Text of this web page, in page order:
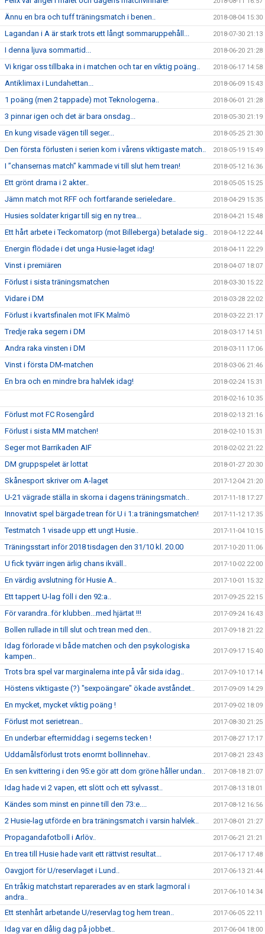
Ännu en bra och tuff träningsmatch i benen.. 2018-08-04 15:30
Lagandan i A är stark trots ett långt sommaruppehåll... 2018-07-30 21:13
I denna ljuva sommartid... 2018-06-20 21:28
Vi krigar oss tillbaka in i matchen och tar en viktig poäng.. 2018-06-17 14:58
Antiklimax i Lundahettan... 2018-06-09 15:43
1 poäng (men 2 tappade) mot Teknologerna.. 2018-06-01 21:28
3 pinnar igen och det är bara onsdag... 2018-05-30 21:19
En kung visade vägen till seger... 2018-05-25 21:30
Den första förlusten i serien kom i vårens viktigaste match.. 2018-05-19 15:49
I ”chansernas match” kammade vi till slut hem trean! 2018-05-12 16:36
Ett grönt drama i 2 akter.. 2018-05-05 15:25
Jämn match mot RFF och fortfarande serieledare.. 2018-04-29 15:35
Husies soldater krigar till sig en ny trea... 2018-04-21 15:48
Ett hårt arbete i Teckomatorp (mot Billeberga) betalade sig.. 2018-04-12 22:44
Energin flödade i det unga Husie-laget idag! 2018-04-11 22:29
Vinst i premiären 2018-04-07 18:07
Förlust i sista träningsmatchen 2018-03-30 15:22
Vidare i DM 2018-03-28 22:02
Förlust i kvartsfinalen mot IFK Malmö 2018-03-22 21:17
Tredje raka segern i DM 2018-03-17 14:51
Andra raka vinsten i DM 2018-03-11 17:06
Vinst i första DM-matchen 2018-03-06 21:46
En bra och en mindre bra halvlek idag! 2018-02-24 15:31
2018-02-16 10:35
Förlust mot FC Rosengård 2018-02-13 21:16
Förlust i sista MM matchen! 2018-02-10 15:31
Seger mot Barrikaden AIF 2018-02-02 21:22
DM gruppspelet är lottat 2018-01-27 20:30
Skånesport skriver om A-laget 2017-12-04 21:20
U-21 vägrade ställa in skorna i dagens träningsmatch.. 2017-11-18 17:27
Innovativt spel bärgade trean för U i 1:a träningsmatchen! 2017-11-12 17:35
Testmatch 1 visade upp ett ungt Husie.. 2017-11-04 10:15
Träningsstart inför 2018 tisdagen den 31/10 kl. 20.00 2017-10-20 11:06
U fick tyvärr ingen ärlig chans ikväll.. 2017-10-02 22:00
En värdig avslutning för Husie A.. 2017-10-01 15:32
Ett tappert U-lag föll i den 92:a.. 2017-09-25 22:15
För varandra..för klubben...med hjärtat !!! 2017-09-24 16:43
Bollen rullade in till slut och trean med den.. 2017-09-18 21:22
Idag förlorade vi både matchen och den psykologiska
kampen..
2017-09-17 15:40
Trots bra spel var marginalerna inte på vår sida idag.. 2017-09-10 17:14
Höstens viktigaste (?) "sexpoängare" ökade avståndet.. 2017-09-09 14:29
En mycket, mycket viktig poäng ! 2017-09-02 18:09
Förlust mot serietrean.. 2017-08-30 21:25
En underbar eftermiddag i segerns tecken ! 2017-08-27 17:17
Uddamålsförlust trots enormt bollinnehav.. 2017-08-21 23:43
En sen kvittering i den 95:e gör att dom gröne håller undan.. 2017-08-18 21:07
Idag hade vi 2 vapen, ett slött och ett sylvasst.. 2017-08-13 18:01
Kändes som minst en pinne till den 73:e.... 2017-08-12 16:56
2 Husie-lag utförde en bra träningsmatch i varsin halvlek.. 2017-08-01 21:27
Propagandafotboll i Arlöv.. 2017-06-21 21:21
En trea till Husie hade varit ett rättvist resultat... 2017-06-17 17:48
Oavgjort för U/reservlaget i Lund.. 2017-06-13 21:44
En tråkig matchstart reparerades av en stark lagmoral i
andra..
2017-06-10 14:34
Ett stenhårt arbetande U/reservlag tog hem trean.. 2017-06-05 22:11
Idag var en dålig dag på jobbet.. 2017-06-04 18:00